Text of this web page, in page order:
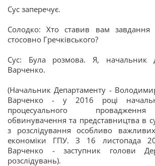
Сус заперечує.
Солодко: Хто ставив вам завдання
стосовно Гречківського?
Сус: Була розмова. Я, начальник
Варченко.
(Начальник Департаменту -
Варченко - у 2016 році
процесуального
обвинувачення та представництва в
з розслідування особливо
економіки ГПУ. З 16 листопада
Варченко - заступник голови
розслідувань).